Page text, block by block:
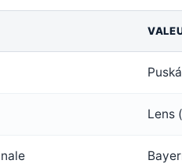
Lens (